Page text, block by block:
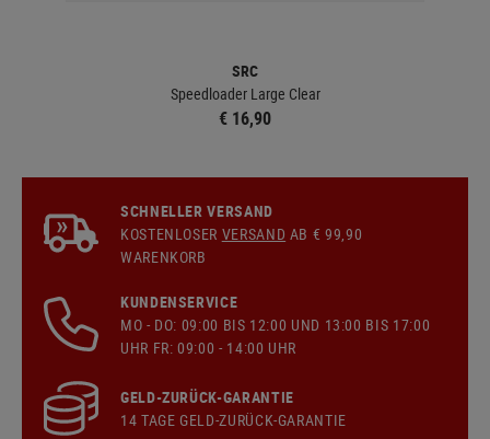
SRC
Speedloader Large Clear
€ 16,90
SCHNELLER VERSAND
KOSTENLOSER VERSAND AB € 99,90
WARENKORB
KUNDENSERVICE
MO - DO: 09:00 BIS 12:00 UND 13:00 BIS 17:00
UHR FR: 09:00 - 14:00 UHR
GELD-ZURÜCK-GARANTIE
14 TAGE GELD-ZURÜCK-GARANTIE